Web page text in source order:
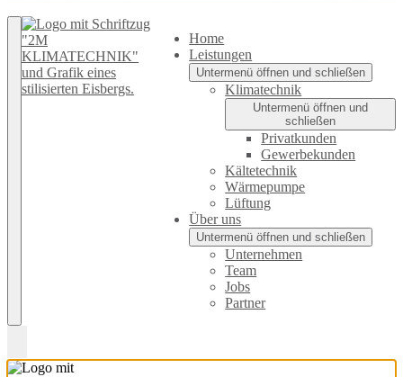
Home
Leistungen
Untermenü öffnen und schließen
Klimatechnik
Untermenü öffnen und
schließen
Privatkunden
Gewerbekunden
Kältetechnik
Wärmepumpe
Lüftung
Über uns
Untermenü öffnen und schließen
Unternehmen
Team
Jobs
Partner